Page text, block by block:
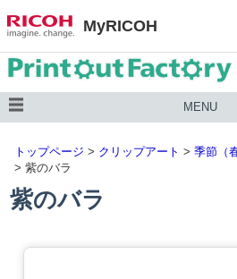
MyRICOH
MENU
トップページ > クリップアート > 季節（
> 紫のバラ
紫のバラ